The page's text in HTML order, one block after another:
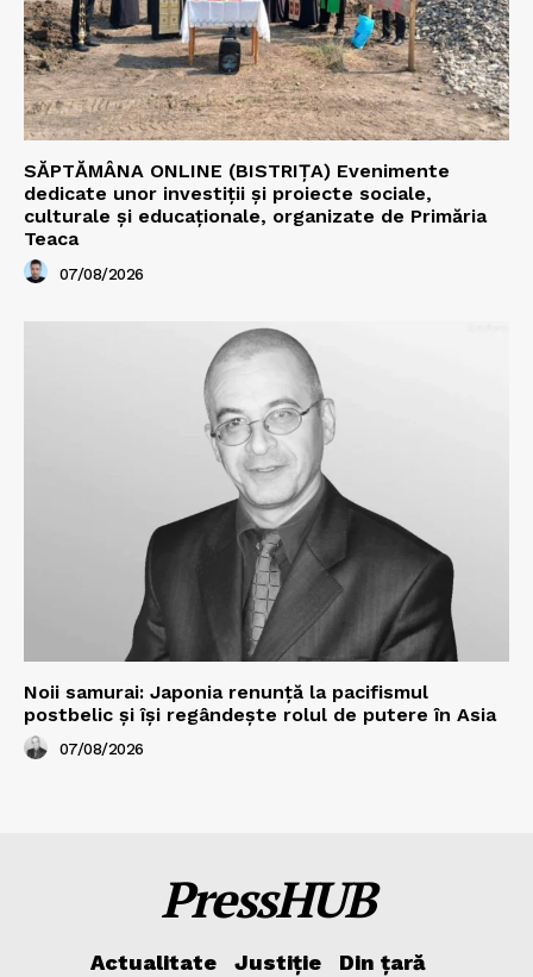
SĂPTĂMÂNA ONLINE (BISTRIȚA) Evenimente
dedicate unor investiții și proiecte sociale,
culturale și educaționale, organizate de Primăria
Teaca
07/08/2026
Noii samurai: Japonia renunță la pacifismul
postbelic și își regândește rolul de putere în Asia
07/08/2026
PressHUB
Actualitate Justiție
Din țară